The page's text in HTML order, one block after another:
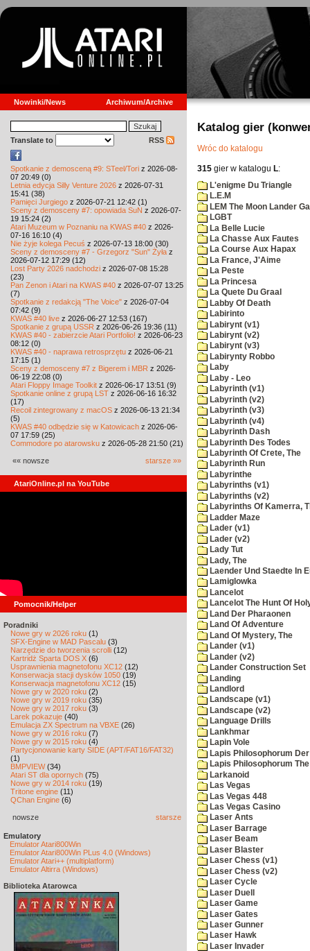
Nowinki/News Archiwum/Archive
Translate to RSS
Spotkanie z demosceną #9: STeel/Tori z 2026-08-
07 20:49 (0)
Letnia edycja Silly Venture 2026 z 2026-07-31
15:41 (38)
Pamięci Jurgiego z 2026-07-21 12:42 (1)
Sceny z demosceny #7: opowiada SuN z 2026-07-
19 15:24 (2)
Atari Muzeum w Poznaniu na KWAS #40 z 2026-
07-16 16:10 (4)
Nie żyje kolega Pecuś z 2026-07-13 18:00 (30)
Sceny z demosceny #7 - Grzegorz "Sun" Żyła z
2026-07-12 17:29 (12)
Lost Party 2026 nadchodzi z 2026-07-08 15:28
(23)
Pan Zenon i Atari na KWAS #40 z 2026-07-07 13:25
(7)
Spotkanie z redakcją "The Voice" z 2026-07-04
07:42 (9)
KWAS #40 live z 2026-06-27 12:53 (167)
Spotkanie z grupą USSR z 2026-06-26 19:36 (11)
KWAS #40 - zabierzcie Atari Portfolio! z 2026-06-23
08:12 (0)
KWAS #40 - naprawa retrosprzętu z 2026-06-21
17:15 (1)
Sceny z demosceny #7 z Bigerem i MBR z 2026-
06-19 22:08 (0)
Atari Floppy Image Toolkit z 2026-06-17 13:51 (9)
Spotkanie online z grupą LST z 2026-06-16 16:32
(17)
Recoil zintegrowany z macOS z 2026-06-13 21:34
(5)
KWAS #40 odbędzie się w Katowicach z 2026-06-
07 17:59 (25)
Commodore po atarowsku z 2026-05-28 21:50 (21)
«« nowsze starsze »»
AtariOnline.pl na YouTube
Pomocnik/Helper
Poradniki
Nowe gry w 2026 roku (1)
SFX-Engine w MAD Pascalu (3)
Narzędzie do tworzenia scrolli (12)
Kartridż Sparta DOS X (6)
Usprawnienia magnetofonu XC12 (12)
Konserwacja stacji dysków 1050 (19)
Konserwacja magnetofonu XC12 (15)
Nowe gry w 2020 roku (2)
Nowe gry w 2019 roku (35)
Nowe gry w 2017 roku (3)
Larek pokazuje (40)
Emulacja ZX Spectrum na VBXE (26)
Nowe gry w 2016 roku (7)
Nowe gry w 2015 roku (4)
Partycjonowanie karty SIDE (APT/FAT16/FAT32)
(1)
BMPVIEW(34)
Atari ST dla opornych (75)
Nowe gry w 2014 roku (19)
Tritone engine (11)
QChan Engine (6)
nowsze starsze
Emulatory
Emulator Atari800Win
Emulator Atari800Win PLus 4.0 (Windows)
Emulator Atari++ (multiplatform)
Emulator Altirra (Windows)
Biblioteka Atarowca
Katalog gier
Wróc do katalogu
315 gier w katalogu L:
L'enigme Du Triangle
L.E.M
LEM The Moon Lander
LGBT
La Belle Lucie
La Chasse Aux Fautes
La Course Aux Hapax
La France, J'Aime
La Peste
La Princesa
La Quete Du Graal
Labby Of Death
Labirinto
Labirynt (v1)
Labirynt (v2)
Labirynt (v3)
Labirynty Robbo
Laby
Laby - Leo
Labyrinth (v1)
Labyrinth (v2)
Labyrinth (v3)
Labyrinth (v4)
Labyrinth Dash
Labyrinth Des Todes
Labyrinth Of Crete, The
Labyrinth Run
Labyrinthe
Labyrinths (v1)
Labyrinths (v2)
Labyrinths Of Kamerra,
Ladder Maze
Lader (v1)
Lader (v2)
Lady Tut
Lady, The
Laender Und Staedte In
Lamiglowka
Lancelot
Lancelot The Hunt Of
Land Der Pharaonen
Land Of Adventure
Land Of Mystery, The
Lander (v1)
Lander (v2)
Lander Construction Set
Landing
Landlord
Landscape (v1)
Landscape (v2)
Language Drills
Lankhmar
Lapin Vole
Lapis Philosophorum
Lapis Philosophorum
Larkanoid
Las Vegas
Las Vegas 448
Las Vegas Casino
Laser Ants
Laser Barrage
Laser Beam
Laser Blaster
Laser Chess (v1)
Laser Chess (v2)
Laser Cycle
Laser Duell
Laser Game
Laser Gates
Laser Gunner
Laser Hawk
Laser Invader